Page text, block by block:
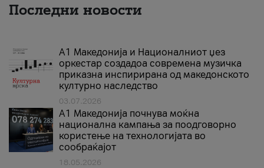
Последни новости
А1 Македонија и Националниот џез
оркестар создадоа современа музичка
приказна инспирирана од македонското
културно наследство
03.07.2026
A1 Македонија почнува моќна
национална кампања за поодговорно
користење на технологијата во
сообраќајот
18.05.2026